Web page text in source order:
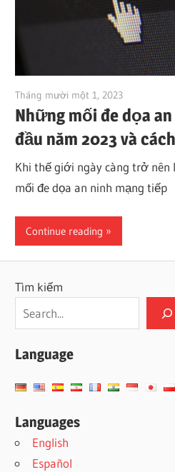
Tháng mười một 1, 2023
Những mối đe dọa
đầu năm 2023 và
Khi thế giới ngày càng trở nên
mối đe dọa an ninh mạng tiếp
Continue reading
Tìm kiếm
Language
Languages
English
Español